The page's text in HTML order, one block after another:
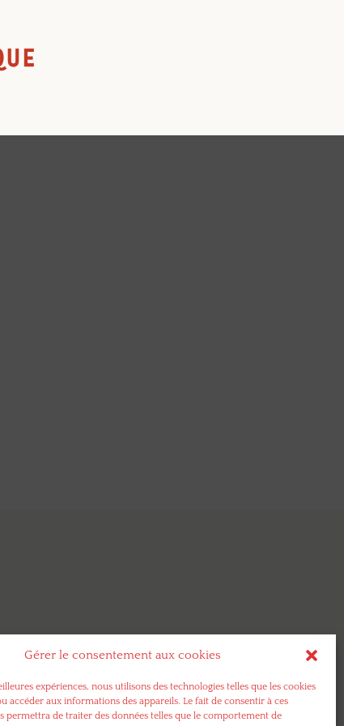
Gérer le consentement aux cookies
expériences, nous utilisons des technologies telles que les cookies
accéder aux informations des appareils. Le fait de consentir à ces
permettra de traiter des données telles que le comportement de